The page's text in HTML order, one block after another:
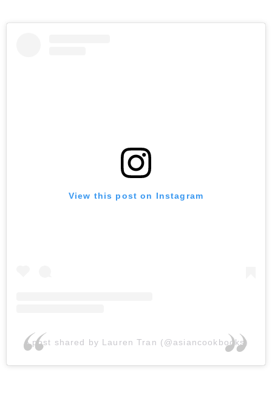
View this post on Instagram
A post shared by Lauren Tran (@asiancookbooks)